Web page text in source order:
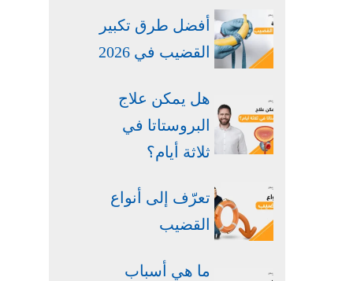
أفضل طرق تكبير
القضيب في 2026
هل يمكن علاج
البروستاتا في
ثلاثة أيام؟
تعرّف إلى أنواع
القضيب
ما هي أسباب